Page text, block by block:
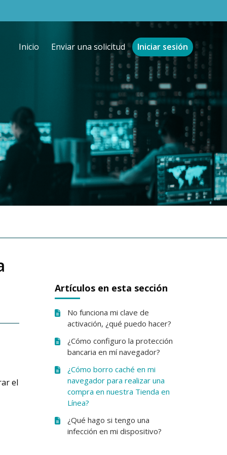
Inicio Enviar una solicitud Iniciar sesión
Artículos en esta sección
No funciona mi clave de
activación, ¿qué puedo hacer?
¿Cómo configuro la protección
bancaria en mí navegador?
¿Cómo borro caché en mi
navegador para realizar una
compra en nuestra Tienda en
Línea?
¿Qué hago si tengo una
infección en mi dispositivo?
el